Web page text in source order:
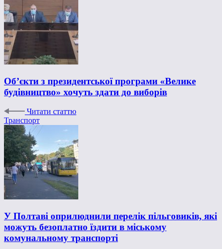
Об’єкти з президентської програми «Велике
будівництво» хочуть здати до виборів
Читати статтю
Транспорт
У Полтаві оприлюднили перелік пільговиків, які
можуть безоплатно їздити в міському
комунальному транспорті